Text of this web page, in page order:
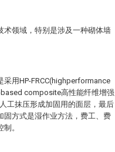
术领域，特别是涉及一种砌体墙
用HP-FRCC(highperformance
composite高性能纤维增强
工抹压形成加固用的面层，最后
固方式是湿作业方法，费工、费
。